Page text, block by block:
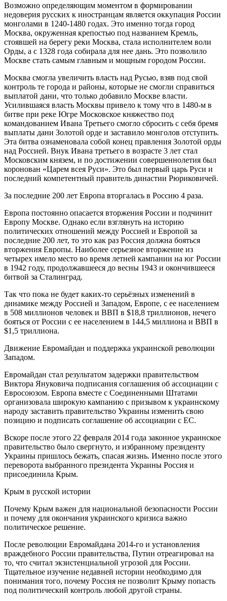
Возможно определяющим моментом в формировании
недоверия русских к иностранцам является оккупация России
монголами в 1240-1480 годах. Это именно тогда город
Москва, окруженная крепостью под названием Кремль,
стоявшей на берегу реки Москва, стала исполнителем воли
Орды, а с 1328 года собирала для нее дань. Это позволило
Москве стать самым главным и мощным городом России.
Москва смогла увеличить власть над Русью, взяв под свой
контроль те города и районы, которые не смогли справиться
выплатой дани, что только добавило Москве власти.
Усилившаяся власть Москвы привело к тому что в 1480-м в
битве при реке Югре Московское княжество под
командованием Ивана Третьего смогло сбросить с себя бремя
выплаты дани Золотой орде и заставило монголов отступить.
Эта битва ознаменовала собой конец правления Золотой орды
над Россией. Внук Ивана третьего в возрасте 3 лет стал
Московским князем, и по достижении совершеннолетия был
коронован «Царем всея Руси». Это был первый царь Руси и
последний компетентный правитель династии Рюриковичей.
За последние 200 лет Европа вторгалась в Россию 4 раза.
Европа постоянно опасается вторжения России и подчинит
Европу Москве. Однако если взглянуть на историю
политических отношений между Россией и Европой за
последние 200 лет, то это как раз Россия должна бояться
вторжения Европы. Наиболее серьезное вторжение из
четырех имело место во время летней кампании на юг России
в 1942 году, продолжавшееся до весны 1943 и окончившееся
битвой за Сталинград.
Так что пока не будет каких-то серьёзных изменений в
динамике между Россией и Западом, Европе, с ее населением
в 508 миллионов человек и ВВП в $18,8 триллионов, нечего
бояться от России с ее населением в 144,5 миллиона и ВВП в
$1,5 триллиона.
Движение Евромайдан и поддержка украинской революции
Западом.
Евромайдан стал результатом задержки правительством
Виктора Януковича подписания соглашения об ассоциации с
Евросоюзом. Европа вместе с Соединенными Штатами
организовала широкую кампанию с призывом к украинскому
народу заставить правительство Украины изменить свою
позицию и подписать соглашение об ассоциации с ЕС.
Вскоре после этого 22 февраля 2014 года законное украинское
правительство было свергнуто, и избранному президенту
Украины пришлось бежать, спасая жизнь. Именно после этого
переворота выбранного президента Украины Россия и
присоединила Крым.
Крым в русской истории
Почему Крым важен для национальной безопасности России
и почему для окончания украинского кризиса важно
политическое решение.
После революции Евромайдана 2014-го и установления
враждебного России правительства, Путин отреагировал на
то, что считал экзистенциальной угрозой для России.
Тщательное изучение недавней истории необходимо для
понимания того, почему Россия не позволит Крыму попасть
под политический контроль любой другой страны.